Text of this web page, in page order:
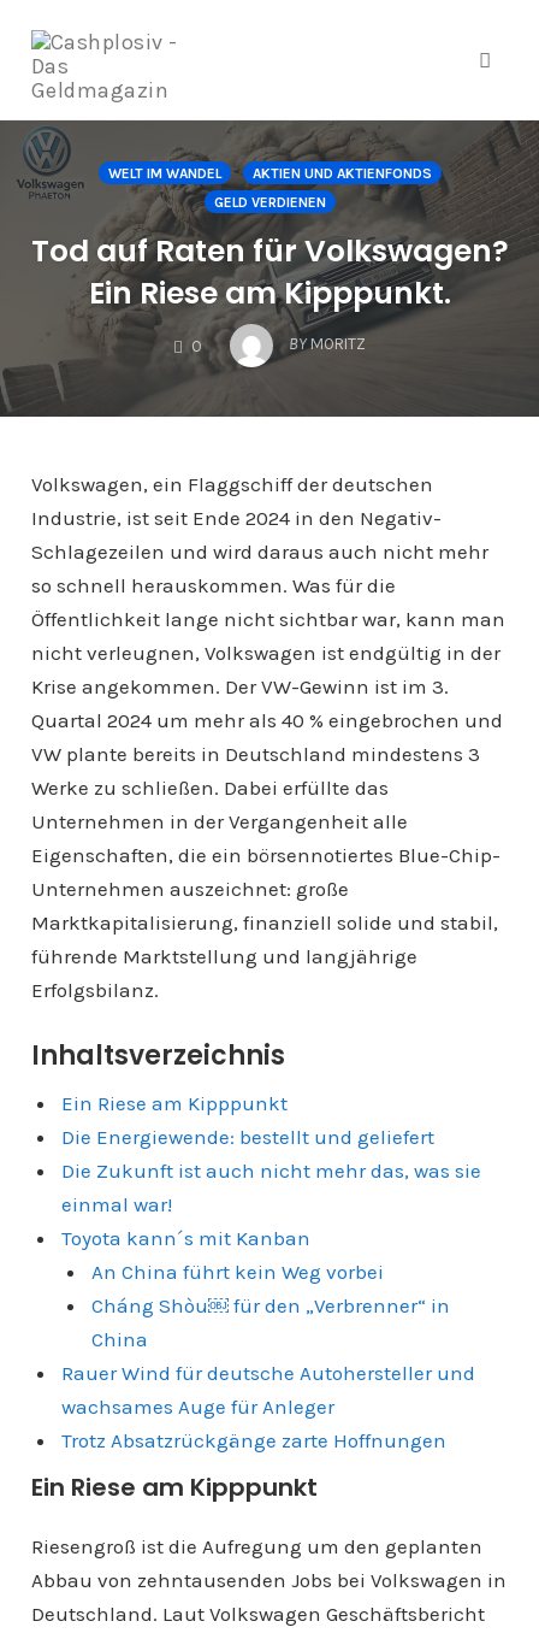
Zum
Inhalt
springen
WELT IM WANDEL
AKTIEN UND AKTIENFONDS
GELD VERDIENEN
Tod auf Raten für Volkswagen?
Ein Riese am Kipppunkt.
0
COMMENTS
BY MORITZ
Volkswagen, ein Flaggschiff der deutschen
Industrie, ist seit Ende 2024 in den Negativ-
Schlagezeilen und wird daraus auch nicht mehr
so schnell herauskommen. Was für die
Öffentlichkeit lange nicht sichtbar war, kann man
nicht verleugnen, Volkswagen ist endgültig in der
Krise angekommen. Der VW-Gewinn ist im 3.
Quartal 2024 um mehr als 40 % eingebrochen und
VW plante bereits in Deutschland mindestens 3
Werke zu schließen. Dabei erfüllte das
Unternehmen in der Vergangenheit alle
Eigenschaften, die ein börsennotiertes Blue-Chip-
Unternehmen auszeichnet: große
Marktkapitalisierung, finanziell solide und stabil,
führende Marktstellung und langjährige
Erfolgsbilanz.
Inhaltsverzeichnis
Ein Riese am Kipppunkt
Die Energiewende: bestellt und geliefert
Die Zukunft ist auch nicht mehr das, was sie
einmal war!
Toyota kann´s mit Kanban
An China führt kein Weg vorbei
Cháng Shòu￼ für den „Verbrenner“ in
China
Rauer Wind für deutsche Autohersteller und
wachsames Auge für Anleger
Trotz Absatzrückgänge zarte Hoffnungen
Ein Riese am Kipppunkt
Riesengroß ist die Aufregung um den geplanten
Abbau von zehntausenden Jobs bei Volkswagen in
Deutschland. Laut Volkswagen Geschäftsbericht